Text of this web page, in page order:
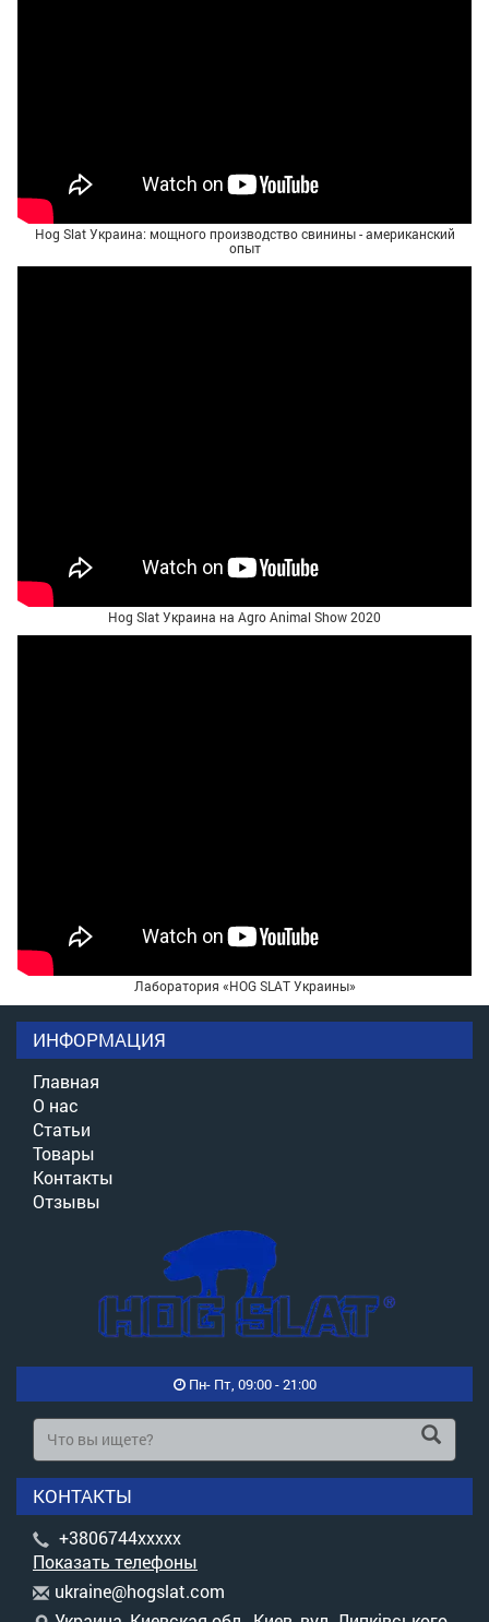
Hog Slat Украина: мощного производство свинины - американский
опыт
Hog Slat Украина на Agro Animal Show 2020
Лаборатория «HOG SLAT Украины»
ИНФОРМАЦИЯ
Главная
О нас
Статьи
Товары
Контакты
Отзывы
Пн- Пт, 09:00 - 21:00
КОНТАКТЫ
+3806744xxxxx
Показать телефоны
ukraine@hogslat.com